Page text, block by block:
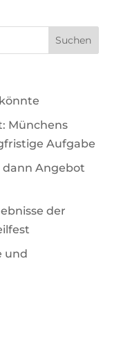
Münchens
Aufgabe
dann Angebot
der
und